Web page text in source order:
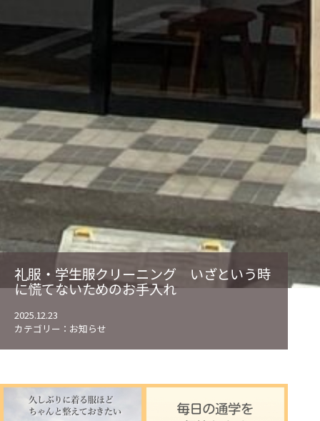
礼服・学生服クリーニング いざという時
に慌てないためのお手入れ
2025.12.23
カテゴリー： お知らせ